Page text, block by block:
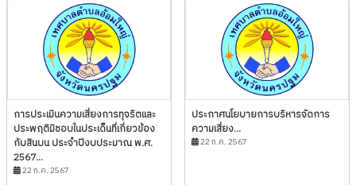
การประเมินความเสี่ยงการทุจริตและ
ประพฤติมิชอบในประเด็นที่เกี่ยวข้อง
กับสินบน ประจำปีงบประมาณ พ.ศ.
2567...
22 ก.ค. 2567
ประกาศนโยบายการบริหารจัดการ
ความเสี่ยง...
22 ก.ค. 2567